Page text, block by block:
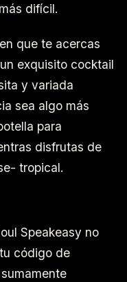
difícil.
que te acercas
exquisito cocktail
y variada
sea algo más
para
disfrutas de
tropical.
Speakeasy no
código de